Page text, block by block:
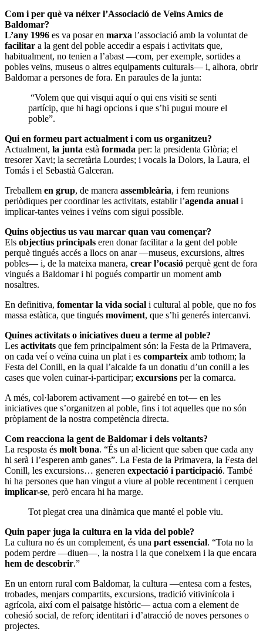
Com i per què va néixer l’Associació de Veïns Amics de
Baldomar?
L’any 1996 es va posar en marxa l’associació amb la voluntat de
facilitar a la gent del poble accedir a espais i activitats que,
habitualment, no tenien a l’abast —com, per exemple, sortides a
pobles veïns, museus o altres equipaments culturals— i, alhora, obrir
Baldomar a persones de fora. En paraules de la junta:
“Volem que qui visqui aquí o qui ens visiti se senti
partícip, que hi hagi opcions i que s’hi pugui moure el
poble”.
Qui en formeu part actualment i com us organitzeu?
Actualment, la junta està formada per: la presidenta Glòria; el
tresorer Xavi; la secretària Lourdes; i vocals la Dolors, la Laura, el
Tomás i el Sebastià Galceran.
Treballem en grup, de manera assembleària, i fem reunions
periòdiques per coordinar les activitats, establir l’agenda anual i
implicar-tantes veïnes i veïns com sigui possible.
Quins objectius us vau marcar quan vau començar?
Els objectius principals eren donar facilitar a la gent del poble
perquè tingués accés a llocs on anar —museus, excursions, altres
pobles— i, de la mateixa manera, crear l’ocasió perquè gent de fora
vingués a Baldomar i hi pogués compartir un moment amb
nosaltres.
En definitiva, fomentar la vida social i cultural al poble, que no fos
massa estàtica, que tingués moviment, que s’hi generés intercanvi.
Quines activitats o iniciatives dueu a terme al poble?
Les activitats que fem principalment són: la Festa de la Primavera,
on cada veí o veïna cuina un plat i es comparteix amb tothom; la
Festa del Conill, en la qual l’alcalde fa un donatiu d’un conill a les
cases que volen cuinar-i-participar; excursions per la comarca.
A més, col·laborem activament —o gairebé en tot— en les
iniciatives que s’organitzen al poble, fins i tot aquelles que no són
pròpiament de la nostra competència directa.
Com reacciona la gent de Baldomar i dels voltants?
La resposta és molt bona. “És un al·licient que saben que cada any
hi serà i l’esperen amb ganes”. La Festa de la Primavera, la Festa del
Conill, les excursions… generen expectació i participació. També
hi ha persones que han vingut a viure al poble recentment i cerquen
implicar-se, però encara hi ha marge.
Tot plegat crea una dinàmica que manté el poble viu.
Quin paper juga la cultura en la vida del poble?
La cultura no és un complement, és una part essencial. “Tota no la
podem perdre —diuen—, la nostra i la que coneixem i la que encara
hem de descobrir.”
En un entorn rural com Baldomar, la cultura —entesa com a festes,
trobades, menjars compartits, excursions, tradició vitivinícola i
agrícola, així com el paisatge històric— actua com a element de
cohesió social, de reforç identitari i d’atracció de noves persones o
projectes.